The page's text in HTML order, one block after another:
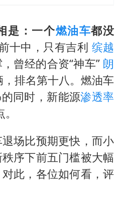
是：一个燃油车都没
十中，只有吉利 缤越
曾经的合资“神车”朗
排名第十八。燃油车
同时，新能源渗透率
场比预期更快，而小
序下前五门槛被大幅
此，各位如何看，评